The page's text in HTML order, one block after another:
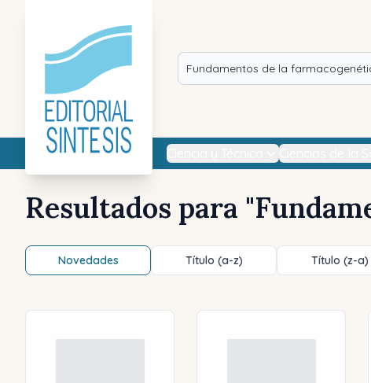
Resultados para "
Novedades Título (a-z) Título (z-a)